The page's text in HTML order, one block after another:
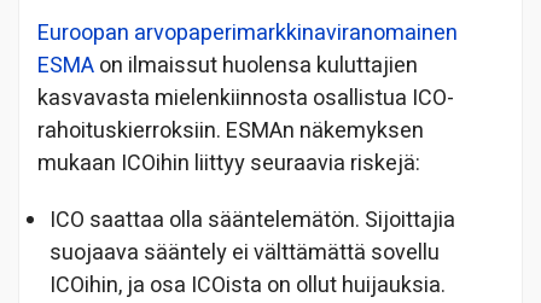
Euroopan arvopaperimarkkinaviranomainen
ESMAon ilmaissut huolensa kuluttajien
kasvavasta mielenkiinnosta osallistua ICO-
rahoituskierroksiin. ESMAn näkemyksen
mukaan ICOihin liittyy seuraavia riskejä:
ICO saattaa olla sääntelemätön. Sijoittajia
suojaava sääntely ei välttämättä sovellu
ICOihin, ja osa ICOista on ollut huijauksia.